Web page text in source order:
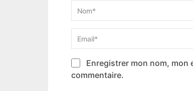
Enregistrer mon nom, mon
commentaire.